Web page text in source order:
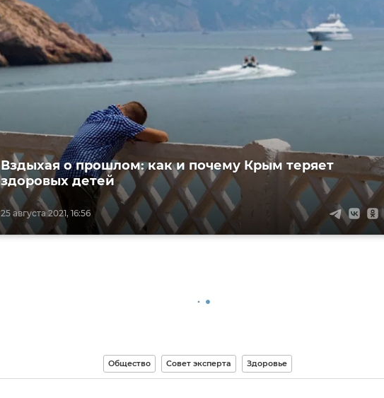
25 августа 2021, 16:56
Вздыхая о прошлом: как и почему Крым теряет
здоровых детей
Общество Совет эксперта Здоровье